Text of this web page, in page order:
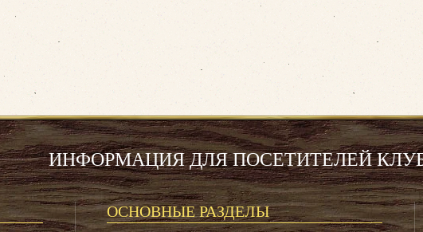
ИНФОРМАЦИЯ ДЛЯ ПОСЕТИТЕЛЕЙ
ОСНОВНЫЕ РАЗДЕЛЫ